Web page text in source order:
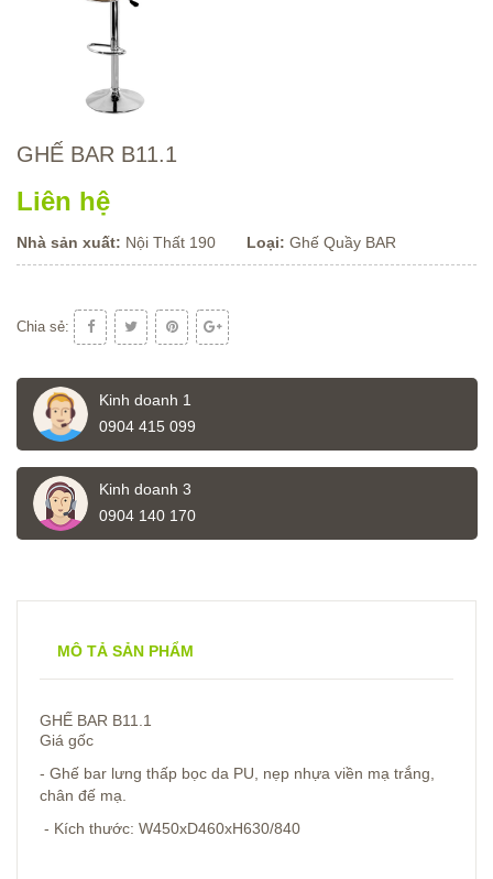
GHẾ BAR B11.1
Liên hệ
Nhà sản xuất: Nội Thất 190 Loại: Ghế Quầy BAR
Chia sẻ:
Kinh doanh 1
0904 415 099
Kinh doanh 3
0904 140 170
MÔ TẢ SẢN PHẨM
GHẾ BAR B11.1
Giá gốc
- Ghế bar lưng thấp bọc da PU, nẹp nhựa viền mạ trắng,
chân đế mạ.
- Kích thước: W450xD460xH630/840